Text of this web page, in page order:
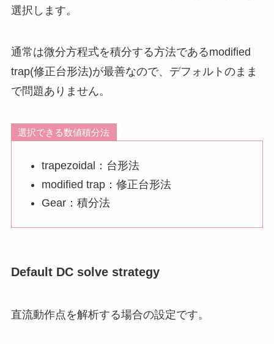
選択します。
通常は微分方程式を積分する方法であるmodified
trap(修正台形法)が最善なので、 デフォルトのまま
で問題ありません。
選択できる数値積分法
trapezoidal：台形法
modified trap：修正台形法
Gear：積分法
Default DC solve strategy
直流動作点を解析する場合の設定です。